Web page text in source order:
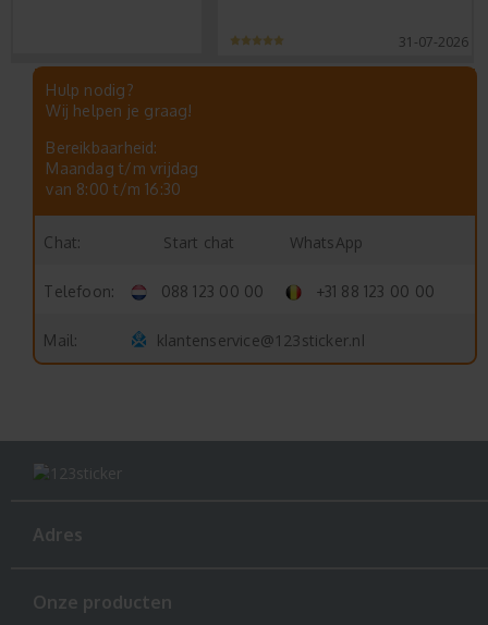
31-07-2026
Hulp nodig?
Wij helpen je graag!
Bereikbaarheid:
Maandag t/m vrijdag
van 8:00 t/m 16:30
Chat: Start chat WhatsApp
Telefoon: 088 123 00 00 +31 88 123 00 00
Mail: klantenservice@123sticker.nl
Adres
Onze producten